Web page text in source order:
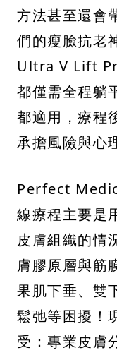
方法甚至還會
們的瘦臉抗
Ultra V Lift
都僅需全程躺
都適用，療程
承擔風險與心
Perfect
線療程主要是
皮膚組織的情
膚膠原層與筋
果肌下垂、雙
鬆弛等困擾！
受：專業皮